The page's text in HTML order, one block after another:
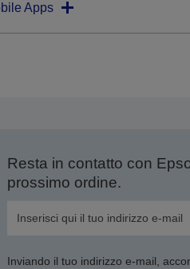
Apps
Resta in contatto con
prossimo ordine.
Inviando il tuo indirizzo e-mail,